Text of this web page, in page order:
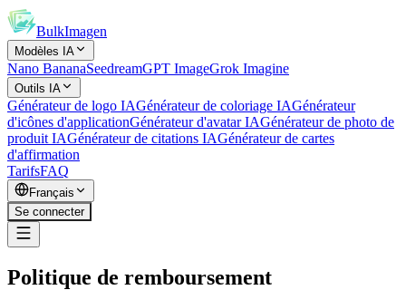
BulkImagen
Modèles IA
Nano BananaSeedreamGPT ImageGrok Imagine
Outils IA
Générateur de logo IAGénérateur de coloriage IAGénérateur
d'icônes d'applicationGénérateur d'avatar IAGénérateur de photo de
produit IAGénérateur de citations IAGénérateur de cartes
d'affirmation
TarifsFAQ
Français
Se connecter
Politique de remboursement